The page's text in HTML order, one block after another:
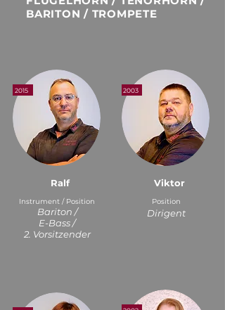
BARITON / TROMPETE
2015
Ralf
Instrument / Position
Bariton /
E-Bass /
2. Vorsitzender
2003
Viktor
Position
Dirigent